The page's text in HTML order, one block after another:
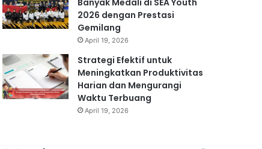
2026 dengan Prestasi
Gemilang
April 19, 2026
Strategi Efektif untuk
Meningkatkan Produktivitas
Harian dan Mengurangi
Waktu Terbuang
April 19, 2026